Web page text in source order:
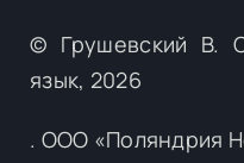
© Грушевский B.
язык, 2026
. ООО «Поляндрия